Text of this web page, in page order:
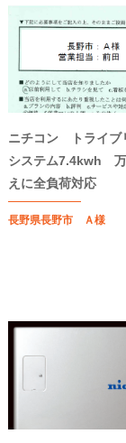
ニチコン トライブ
システム7.4kwh
えに全負荷対応
長野県長野市 Ａ様